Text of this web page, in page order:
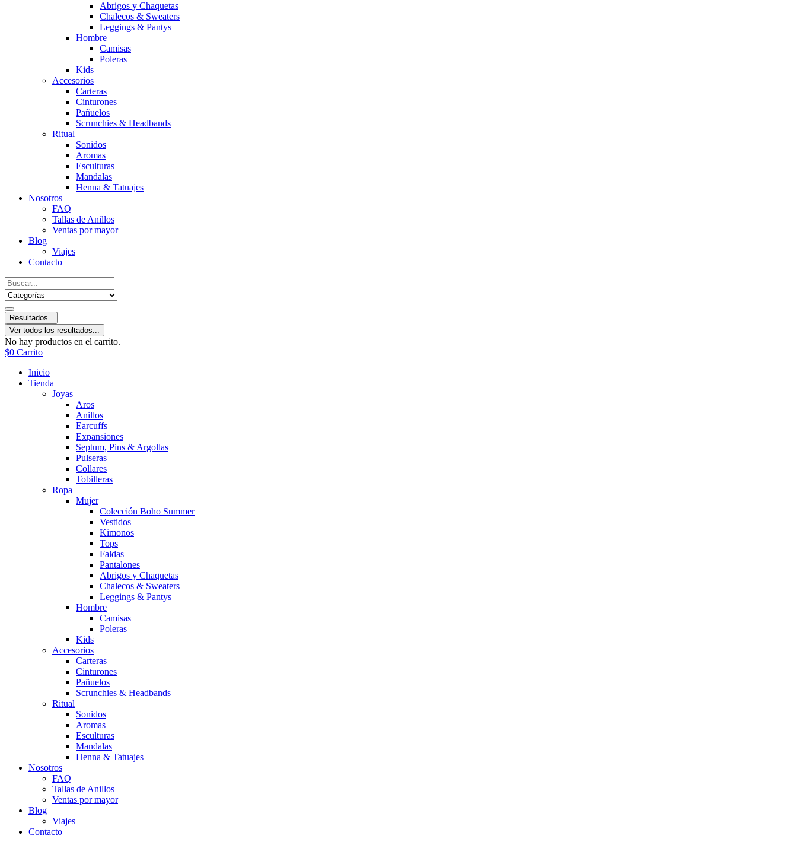
Abrigos y Chaquetas
Chalecos & Sweaters
Leggings & Pantys
Hombre
Camisas
Poleras
Kids
Accesorios
Carteras
Cinturones
Pañuelos
Scrunchies & Headbands
Ritual
Sonidos
Aromas
Esculturas
Mandalas
Henna & Tatuajes
Nosotros
FAQ
Tallas de Anillos
Ventas por mayor
Blog
Viajes
Contacto
Resultados..
Ver todos los resultados...
No hay productos en el carrito.
$0 Carrito
Inicio
Tienda
Joyas
Aros
Anillos
Earcuffs
Expansiones
Septum, Pins & Argollas
Pulseras
Collares
Tobilleras
Ropa
Mujer
Colección Boho Summer
Vestidos
Kimonos
Tops
Faldas
Pantalones
Abrigos y Chaquetas
Chalecos & Sweaters
Leggings & Pantys
Hombre
Camisas
Poleras
Kids
Accesorios
Carteras
Cinturones
Pañuelos
Scrunchies & Headbands
Ritual
Sonidos
Aromas
Esculturas
Mandalas
Henna & Tatuajes
Nosotros
FAQ
Tallas de Anillos
Ventas por mayor
Blog
Viajes
Contacto